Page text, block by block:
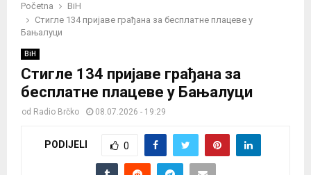
Početna
BiH
Стигле 134 пријаве грађана за бесплатне плацеве у
Бањалуци
BiH
Стигле 134 пријаве грађана за
бесплатне плацеве у Бањалуци
od Radio Brčko 08.07.2026 - 19:29
PODIJELI 0